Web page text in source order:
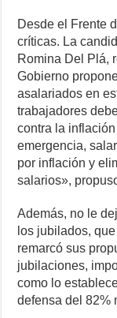
Desde el Frente
críticas. La
Romina Del Plá,
Gobierno
asalariados en
trabajadores
contra la
emergencia,
por inflación y
salarios»,
Además, no le
los jubilados,
remarcó sus
jubilaciones,
como lo
defensa del 82%